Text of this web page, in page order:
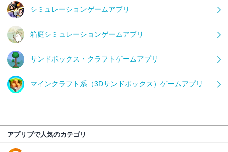
シミュレーションゲームアプリ
箱庭シミュレーションゲームアプリ
サンドボックス・クラフトゲームアプリ
マインクラフト系（3Dサンドボックス）ゲームアプリ
アプリブで人気のカテゴリ